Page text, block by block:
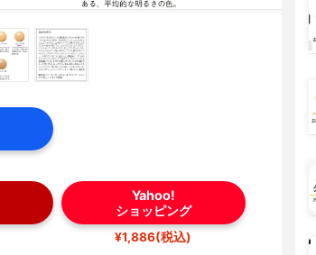
Yahoo!
ショッピング
¥1,886(税込)